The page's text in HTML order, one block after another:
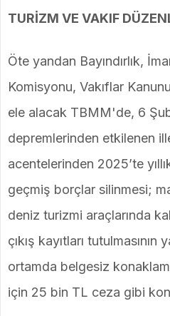
TURİZM VE VAKIF
Öte yandan Bayındırlık,
Komisyonu, Vakıflar
ele alacak TBMM'de, 6
depremlerinden etkilenen
acentelerinden 2025’te
geçmiş borçlar silinmesi;
deniz turizmi araçlarında
çıkış kayıtları tutulmasının
ortamda belgesiz
için 25 bin TL ceza gibi